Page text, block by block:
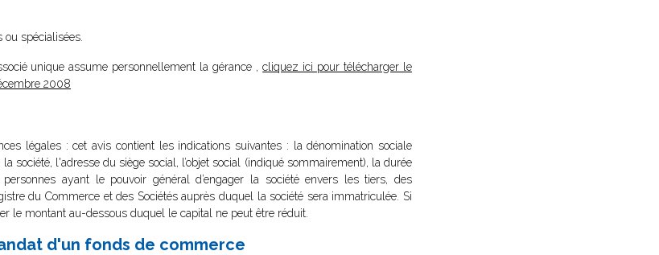
spécialisées.
unique assume personnellement la gérance ,cliquez ici pour télécharger le
2008
légales : cet avis contient les indications suivantes : la dénomination sociale
société, l'adresse du siège social, l’objet social (indiqué sommairement), la durée
ayant le pouvoir général d’engager la société envers les tiers, des
du Commerce et des Sociétés auprès duquel la société sera immatriculée. Si
le montant au-dessous duquel le capital ne peut être réduit.
d'un fonds de commerce